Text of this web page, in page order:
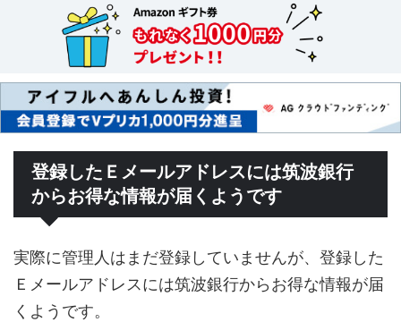
登録したＥメールアドレスには筑波銀行
からお得な情報が届くようです
実際に管理人はまだ登録していませんが、登録した
Ｅメールアドレスには筑波銀行からお得な情報が届
くようです。